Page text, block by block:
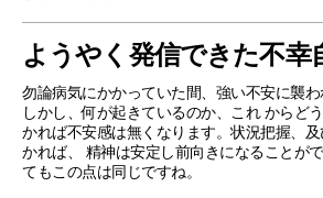
ようやく発信できた不幸
勿論病気にかかっていた間、強い不安に襲わ
しかし、何が起きているのか、これ からど
かれば不安感は無くなります。状況把握、
かれば、 精神は安定し前向きになることが
てもこの点は同じですね。